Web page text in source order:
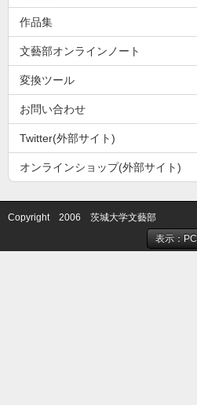
作品集
文藝部オンラインノート
変換ツール
お問い合わせ
Twitter(外部サイト)
オンラインショップ(外部サイト)
Copyright 2006 茨城大学文藝部
表示：PC